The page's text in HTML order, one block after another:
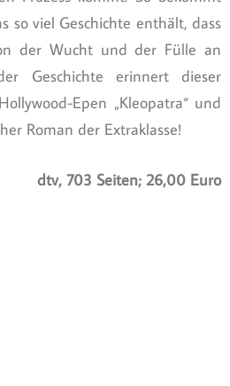
so viel Geschichte enthält, dass
der Wucht und der Fülle an
Geschichte erinnert dieser
Epen „Kleopatra“ und
Roman der Extraklasse!
dtv, 703 Seiten; 26,00 Euro